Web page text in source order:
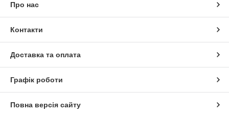
Про нас
Контакти
Доставка та оплата
Графік роботи
Повна версія сайту